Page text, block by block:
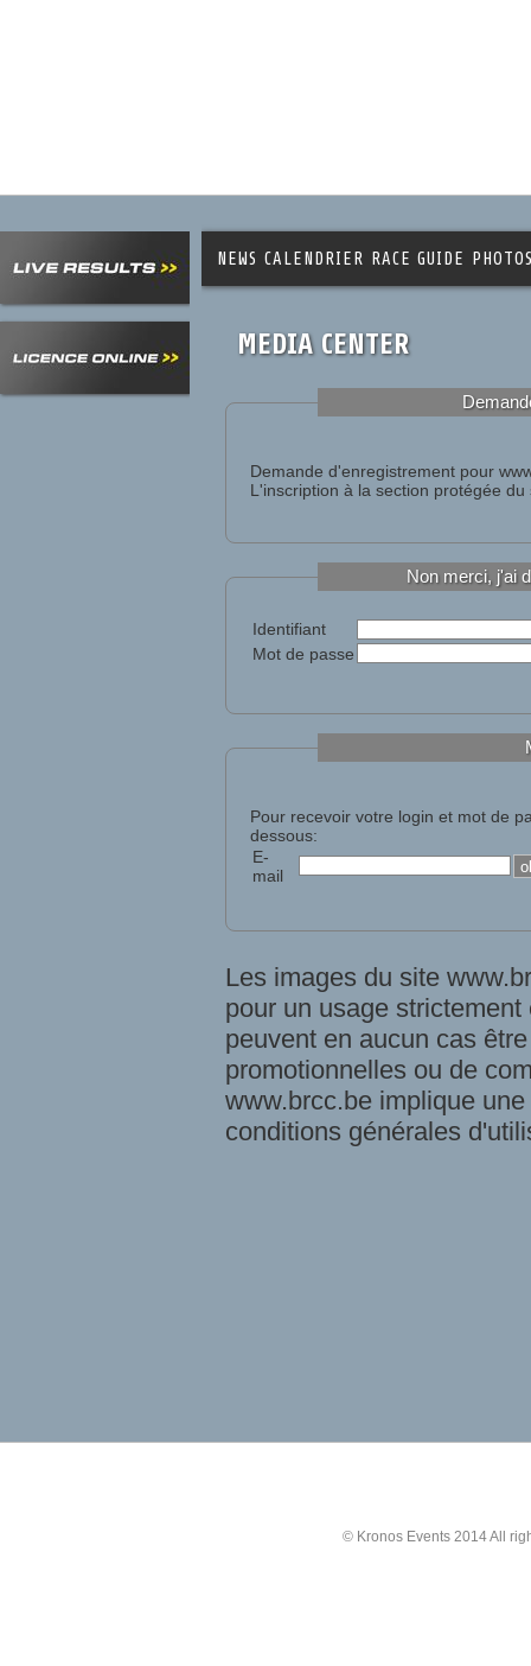
NEWS CALENDRIER RACE GUIDE
MEDIA CENTER
Demande d'enregistrement pour
L'inscription à la section protégée
Non merci, j'ai
Identifiant
Mot de passe
Pour recevoir votre login et mot de
dessous:
E-
mail
Les images du site
pour un usage
peuvent en aucun cas
promotionnelles ou de
www.brcc.be implique
conditions générales
© Kronos Events 2014 All